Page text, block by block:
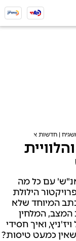
| חדשות אנ"ש
עם כל מה
הילולת
המיוחד שלא
המצב, המלחין
ואיך חסידי
כמעט טיסות?